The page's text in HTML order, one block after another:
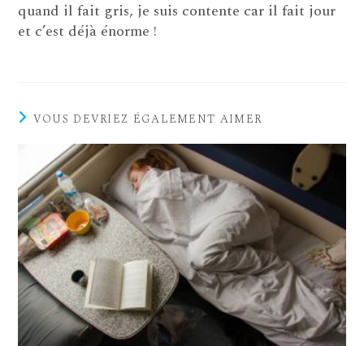
quand il fait gris, je suis contente car il fait jour
et c’est déjà énorme !
VOUS DEVRIEZ ÉGALEMENT AIMER